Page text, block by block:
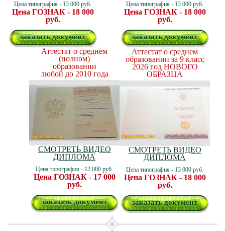
Цена типография - 13 000 руб.
Цена ГОЗНАК - 18 000
руб.
заказать документ
Цена типография - 13 000 руб.
Цена ГОЗНАК - 18 000
руб.
заказать документ
Аттестат о среднем
(полном)
образовании
любой до 2010 года
СМОТРЕТЬ ВИДЕО
ДИПЛОМА
Цена типография - 12 000 руб.
Цена ГОЗНАК - 17 000
руб.
заказать документ
Аттестат о среднем
образовании за 9 класс
2026 год НОВОГО
ОБРАЗЦА
СМОТРЕТЬ ВИДЕО
ДИПЛОМА
Цена типография - 13 000 руб.
Цена ГОЗНАК - 18 000
руб.
заказать документ